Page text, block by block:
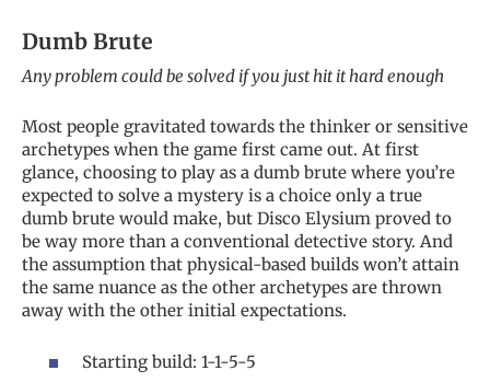
Dumb Brute
Any problem could be solved if you just hit it hard enough
Most people gravitated towards the thinker or sensitive
archetypes when the game first came out. At first
glance, choosing to play as a dumb brute where you’re
expected to solve a mystery is a choice only a true
dumb brute would make, but Disco Elysium proved to
be way more than a conventional detective story. And
the assumption that physical-based builds won’t attain
the same nuance as the other archetypes are thrown
away with the other initial expectations.
Starting build: 1-1-5-5